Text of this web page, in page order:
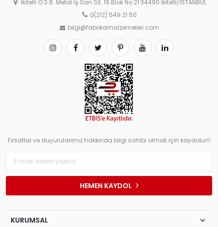
İkitelli O.S.B. Metal İş San.Sit. 19.Blok No:21 34490 İkitelli/İSTANBUL
0(212) 549 21 50
bilgi@fabrikamalzemeleri.com
Fırsatlar ve duyurularımız hakkında bilgi sahibi olmak için kaydolun!
HEMEN KAYDOL
KURUMSAL